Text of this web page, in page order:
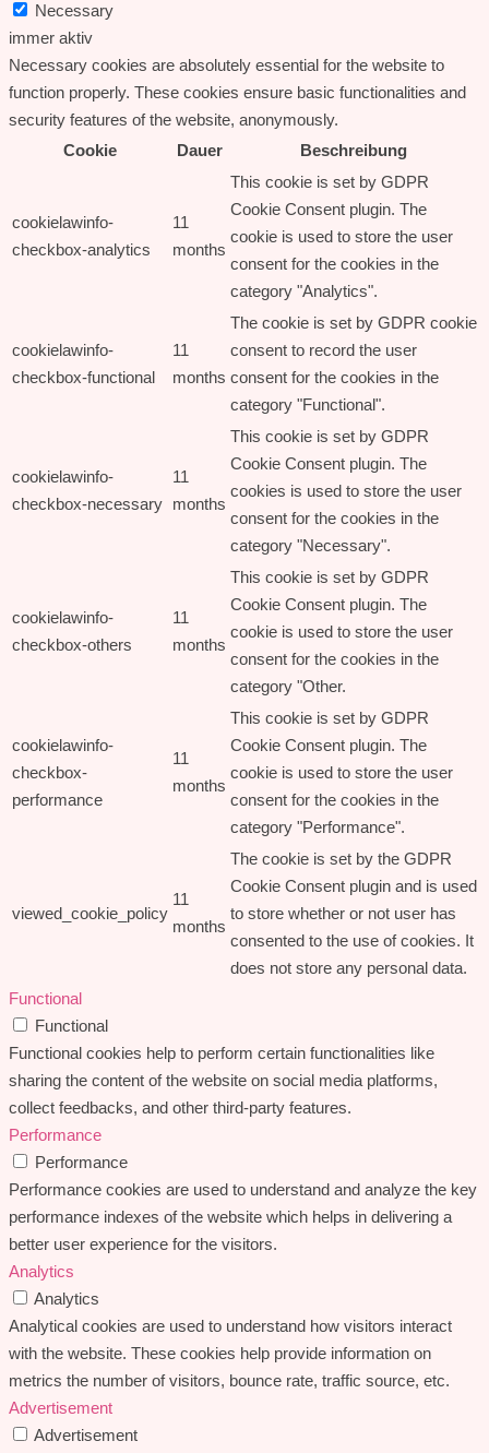
Necessary
immer aktiv
Necessary cookies are absolutely essential for the website to
function properly. These cookies ensure basic functionalities and
security features of the website, anonymously.
Cookie
Dauer Beschreibung
cookielawinfo-
checkbox-analytics
11
months
This cookie is set by GDPR
Cookie Consent plugin. The
cookie is used to store the user
consent for the cookies in the
category "Analytics".
cookielawinfo-
checkbox-functional
11
months
The cookie is set by GDPR cookie
consent to record the user
consent for the cookies in the
category "Functional".
cookielawinfo-
checkbox-necessary
11
months
This cookie is set by GDPR
Cookie Consent plugin. The
cookies is used to store the user
consent for the cookies in the
category "Necessary".
cookielawinfo-
checkbox-others
11
months
This cookie is set by GDPR
Cookie Consent plugin. The
cookie is used to store the user
consent for the cookies in the
category "Other.
cookielawinfo-
checkbox-
performance
11
months
This cookie is set by GDPR
Cookie Consent plugin. The
cookie is used to store the user
consent for the cookies in the
category "Performance".
viewed_cookie_policy
11
months
The cookie is set by the GDPR
Cookie Consent plugin and is used
to store whether or not user has
consented to the use of cookies. It
does not store any personal data.
Functional
Functional
Functional cookies help to perform certain functionalities like
sharing the content of the website on social media platforms,
collect feedbacks, and other third-party features.
Performance
Performance
Performance cookies are used to understand and analyze the key
performance indexes of the website which helps in delivering a
better user experience for the visitors.
Analytics
Analytics
Analytical cookies are used to understand how visitors interact
with the website. These cookies help provide information on
metrics the number of visitors, bounce rate, traffic source, etc.
Advertisement
Advertisement